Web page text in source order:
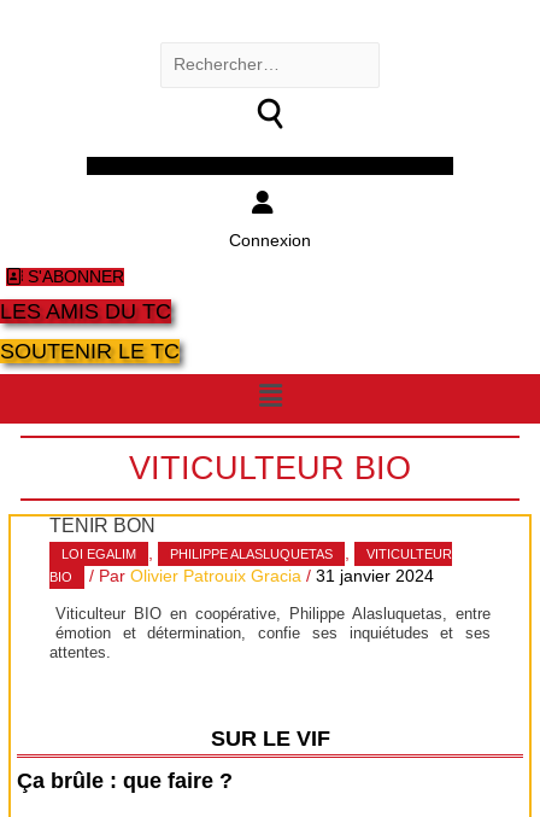
Rechercher :
Connexion
S'ABONNER
LES AMIS DU TC
SOUTENIR LE TC
Menu
VITICULTEUR BIO
TENIR BON
LOI EGALIM , PHILIPPE ALASLUQUETAS ,
VITICULTEUR
BIO
/ ParOlivier Patrouix Gracia /31 janvier 2024
Viticulteur BIO en coopérative, Philippe Alasluquetas, entre
émotion et détermination, confie ses inquiétudes et ses
attentes.
SUR LE VIF
Ça brûle : que faire ?